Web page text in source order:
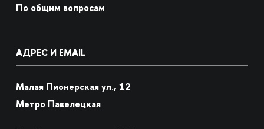
По общим вопросам
АДРЕС И EMAIL
Малая Пионерская ул., 12
Метро Павелецкая